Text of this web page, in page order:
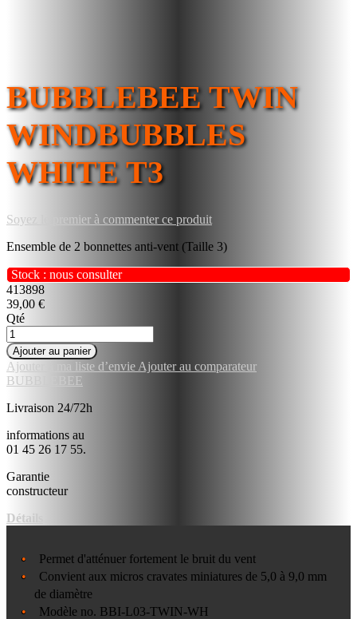
BUBBLEBEE TWIN
WINDBUBBLES
WHITE T3
Soyez le premier à commenter ce produit
Ensemble de 2 bonnettes anti-vent (Taille 3)
Stock : nous consulter
413898
39,00 €
Qté
Ajouter au panier
Ajouter à ma liste d’envie Ajouter au comparateur
BUBBLEBEE
Livraison 24/72h
informations au
01 45 26 17 55.
Garantie
constructeur
Détails
Permet d'atténuer fortement le bruit du vent
Convient aux micros cravates miniatures de 5,0 à 9,0 mm
de diamètre
Modèle no. BBI-L03-TWIN-WH